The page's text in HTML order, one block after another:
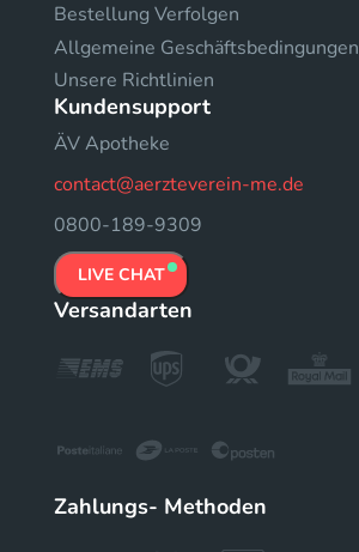
Bestellung Verfolgen
Allgemeine Geschäftsbedingungen
Unsere Richtlinien
Kundensupport
ÄV Apotheke
contact@aerzteverein-me.de
0800-189-9309
LIVE CHAT
Versandarten
Zahlungs- Methoden